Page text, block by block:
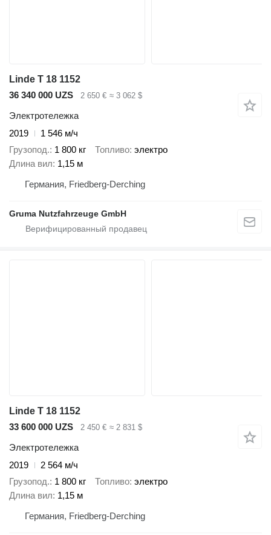
Linde T 18 1152
36 340 000 UZS
2 650 € ≈ 3 062 $
Электротележка
2019
1 546 м/ч
Грузопод. 1 800 кг Топливо электро
Длина вил 1,15 м
Германия, Friedberg-Derching
Gruma Nutzfahrzeuge GmbH
Linde T 18 1152
33 600 000 UZS
2 450 € ≈ 2 831 $
Электротележка
2019
2 564 м/ч
Грузопод. 1 800 кг Топливо электро
Длина вил 1,15 м
Германия, Friedberg-Derching